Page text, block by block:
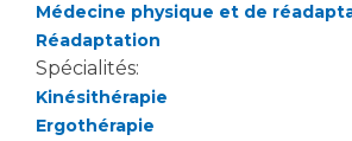
Médecine physique et de
Réadaptation
Spécialités:
Kinésithérapie
Ergothérapie